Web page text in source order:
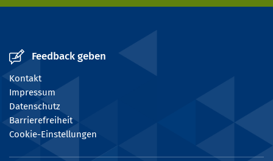
Feedback geben
Kontakt
Impressum
Datenschutz
Barrierefreiheit
Cookie-Einstellungen